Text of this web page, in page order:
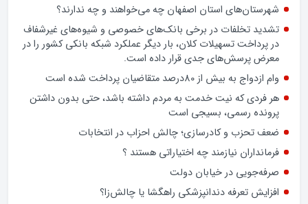
شهرستان‌های استان اصفهان چه می‌خواهند و چه ندارند؟
تشدید تخلفات در برخی بانک‌های خصوصی و شیوه‌های غیرشفاف
در پرداخت تسهیلات کلان، بار دیگر عملکرد شبکه بانکی کشور را در
معرض پرسش‌های جدی قرار داده است.
وام ازدواج به بیش از 80درصد متقاضیان پرداخت شده است
هر فردی که نیت خدمت به مردم داشته باشد، حتی بدون داشتن
پرونده رسمی، بسیجی است
ضعف تحزب و کادرسازی؛ چالش احزاب در انتخابات
فرمانداران نیازمند چه اختیاراتی هستند ؟
صرفه‌جویی در خیابان دولت
افزایش تعرفه دندانپزشکی راهگشا یا چالش‌زا؟